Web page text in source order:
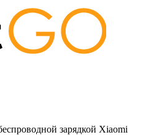
зарядкой Xiaomi